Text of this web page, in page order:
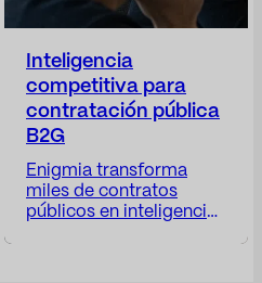
Inteligencia
competitiva para
contratación pública
B2G
Enigmia transforma
miles de contratos
públicos en inteligencia